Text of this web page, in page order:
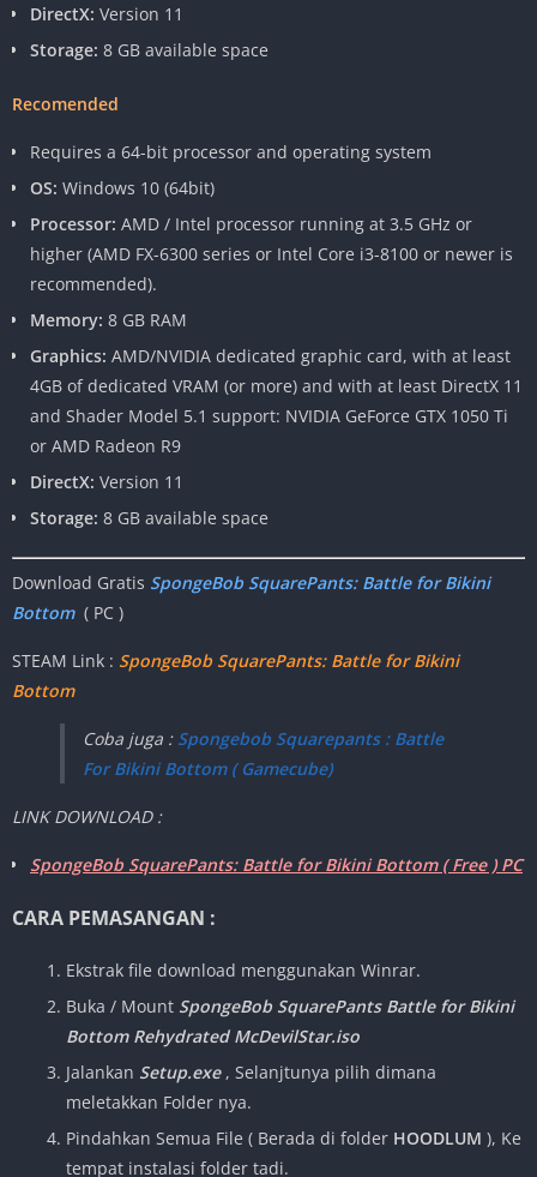
DirectX: Version 11
Storage: 8 GB available space
Recomended
Requires a 64-bit processor and operating system
OS: Windows 10 (64bit)
Processor: AMD / Intel processor running at 3.5 GHz or
higher (AMD FX-6300 series or Intel Core i3-8100 or newer is
recommended).
Memory: 8 GB RAM
Graphics: AMD/NVIDIA dedicated graphic card, with at least
4GB of dedicated VRAM (or more) and with at least DirectX 11
and Shader Model 5.1 support: NVIDIA GeForce GTX 1050 Ti
or AMD Radeon R9
DirectX: Version 11
Storage: 8 GB available space
Download Gratis SpongeBob SquarePants: Battle for Bikini
Bottom ( PC )
STEAM Link : SpongeBob SquarePants: Battle for Bikini
Bottom
Coba juga : Spongebob Squarepants : Battle
For Bikini Bottom ( Gamecube)
LINK DOWNLOAD :
SpongeBob SquarePants: Battle for Bikini Bottom ( Free ) PC
CARA PEMASANGAN :
Ekstrak file download menggunakan Winrar.
Buka / Mount SpongeBob SquarePants Battle for Bikini
Bottom Rehydrated McDevilStar.iso
Jalankan Setup.exe, Selanjtunya pilih dimana
meletakkan Folder nya.
Pindahkan Semua File ( Berada di folder HOODLUM ), Ke
tempat instalasi folder tadi.